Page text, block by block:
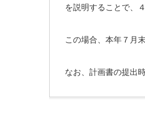
を説明することで、
この場合、本年７月
なお、計画書の提出